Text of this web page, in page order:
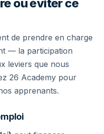
ou éviter ce
de prendre en charge
— la participation
leviers que nous
26 Academy pour
apprenants.